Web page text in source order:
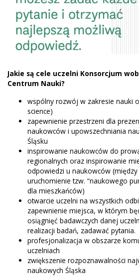
Jakie są cele uczelni Konsorcjum
Centrum Nauki?
wspólny rozwój w zakresie nauki
science)
zapewnienie przestrzeni dla
naukowców i upowszechniania
Śląsku
inspirowanie naukowców do
regionalnych oraz inspirowanie
odpowiedzi u naukowców
uruchomienie tzw. “naukowego
dla mieszkańców)
otwarcie uczelni na wszystkich
zapewnienie miejsca, w którym
osiągnięć badawczych danej
realizacji badań, zadawać pytania.
profesjonalizacja w obszarze
uczelniach
zwiększenie rozpoznawalności
naukowych Śląska